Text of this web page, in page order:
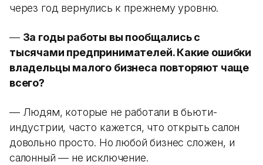
через год вернулись к прежнему уровню.
— За годы работы вы пообщались с
тысячами предпринимателей. Какие ошибки
владельцы малого бизнеса повторяют чаще
всего?
— Людям, которые не работали в бьюти-
индустрии, часто кажется, что открыть салон
довольно просто. Но любой бизнес сложен, и
салонный — не исключение.